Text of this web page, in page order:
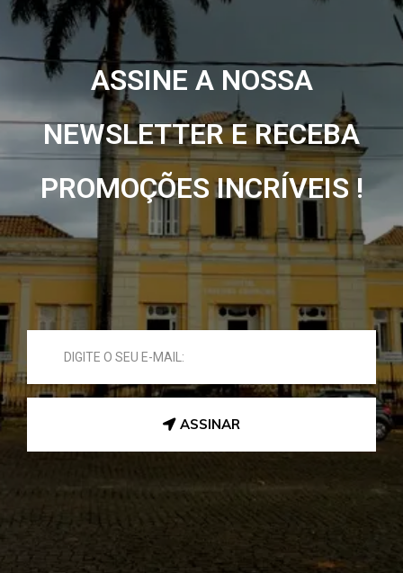
ASSINE A NOSSA
NEWSLETTER E RECEBA
PROMOÇÕES INCRÍVEIS !
ASSINAR